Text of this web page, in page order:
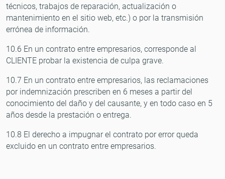
técnicos, trabajos de reparación, actualización o
mantenimiento en el sitio web, etc.) o por la transmisión
errónea de información.
10.6 En un contrato entre empresarios, corresponde al
CLIENTE probar la existencia de culpa grave.
10.7 En un contrato entre empresarios, las reclamaciones
por indemnización prescriben en 6 meses a partir del
conocimiento del daño y del causante, y en todo caso en 5
años desde la prestación o entrega.
10.8 El derecho a impugnar el contrato por error queda
excluido en un contrato entre empresarios.